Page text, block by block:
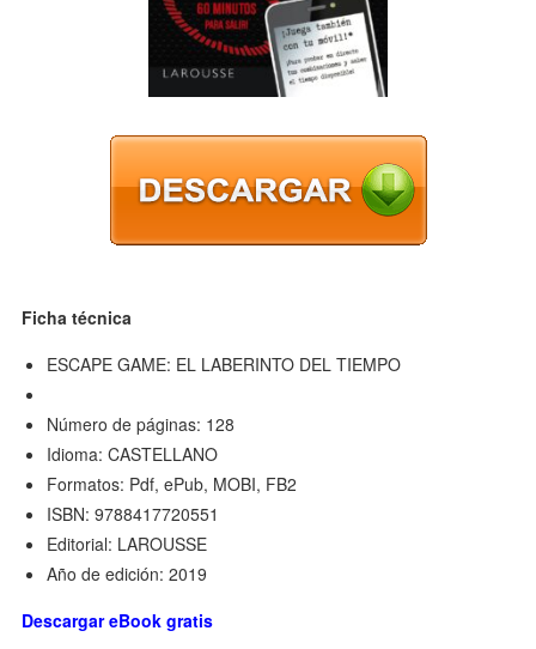
Ficha técnica
ESCAPE GAME: EL LABERINTO DEL TIEMPO
Número de páginas: 128
Idioma: CASTELLANO
Formatos: Pdf, ePub, MOBI, FB2
ISBN: 9788417720551
Editorial: LAROUSSE
Año de edición: 2019
Descargar eBook gratis